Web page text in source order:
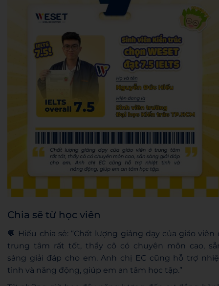
Chia sẽ từ học viên
💬 Hiếu chia sẻ: “Chất lượng giảng dạy của giáo viên
trung tâm rất tốt, thầy cô có chuyên môn cao,
sàng giải đáp cho em. Anh chị EC cũng hỗ trợ
tình và năng động, giúp em an tâm học tập.”